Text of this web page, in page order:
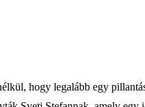
hogy legalább egy